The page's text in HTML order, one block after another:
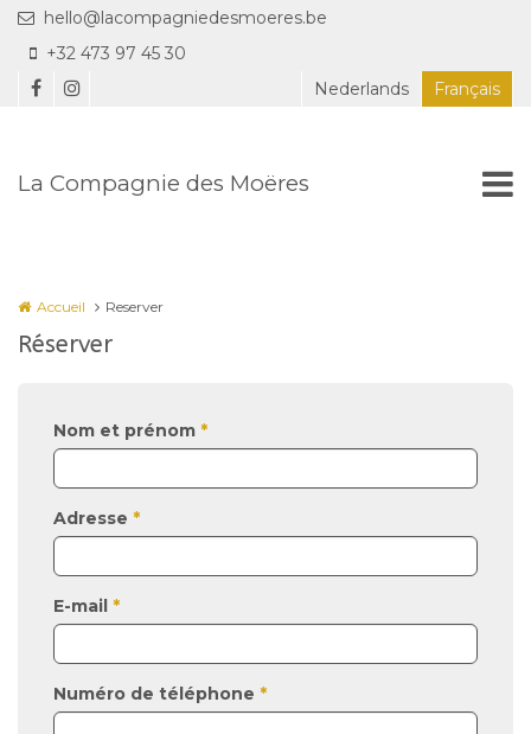
Aller au contenu principal
hello@lacompagniedesmoeres.be
+32 473 97 45 30
Nederlands
Français
La Compagnie des Moëres
Accueil Reserver
Réserver
Nom et prénom *
Adresse *
E-mail *
Numéro de téléphone *